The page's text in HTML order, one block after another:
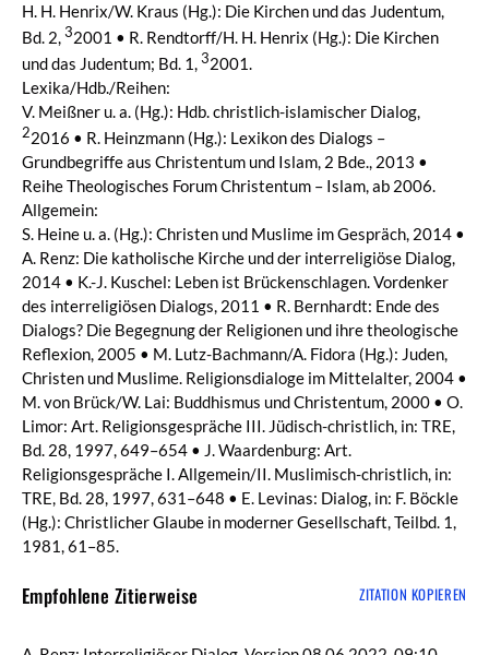
H. H. Henrix/W. Kraus (Hg.): Die Kirchen und das Judentum,
Bd. 2, 32001 • R. Rendtorff/H. H. Henrix (Hg.): Die Kirchen
und das Judentum; Bd. 1, 32001.
Lexika/Hdb./Reihen:
V. Meißner u. a. (Hg.): Hdb. christlich-islamischer Dialog,
22016 • R. Heinzmann (Hg.): Lexikon des Dialogs –
Grundbegriffe aus Christentum und Islam, 2 Bde., 2013 •
Reihe Theologisches Forum Christentum – Islam, ab 2006.
Allgemein:
S. Heine u. a. (Hg.): Christen und Muslime im Gespräch, 2014 •
A. Renz: Die katholische Kirche und der interreligiöse Dialog,
2014 • K.-J. Kuschel: Leben ist Brückenschlagen. Vordenker
des interreligiösen Dialogs, 2011 • R. Bernhardt: Ende des
Dialogs? Die Begegnung der Religionen und ihre theologische
Reflexion, 2005 • M. Lutz-Bachmann/A. Fidora (Hg.): Juden,
Christen und Muslime. Religionsdialoge im Mittelalter, 2004 •
M. von Brück/W. Lai: Buddhismus und Christentum, 2000 • O.
Limor: Art. Religionsgespräche III. Jüdisch-christlich, in: TRE,
Bd. 28, 1997, 649–654 • J. Waardenburg: Art.
Religionsgespräche I. Allgemein/II. Muslimisch-christlich, in:
TRE, Bd. 28, 1997, 631–648 • E. Levinas: Dialog, in: F. Böckle
(Hg.): Christlicher Glaube in moderner Gesellschaft, Teilbd. 1,
1981, 61–85.
Empfohlene Zitierweise ZITATION KOPIEREN